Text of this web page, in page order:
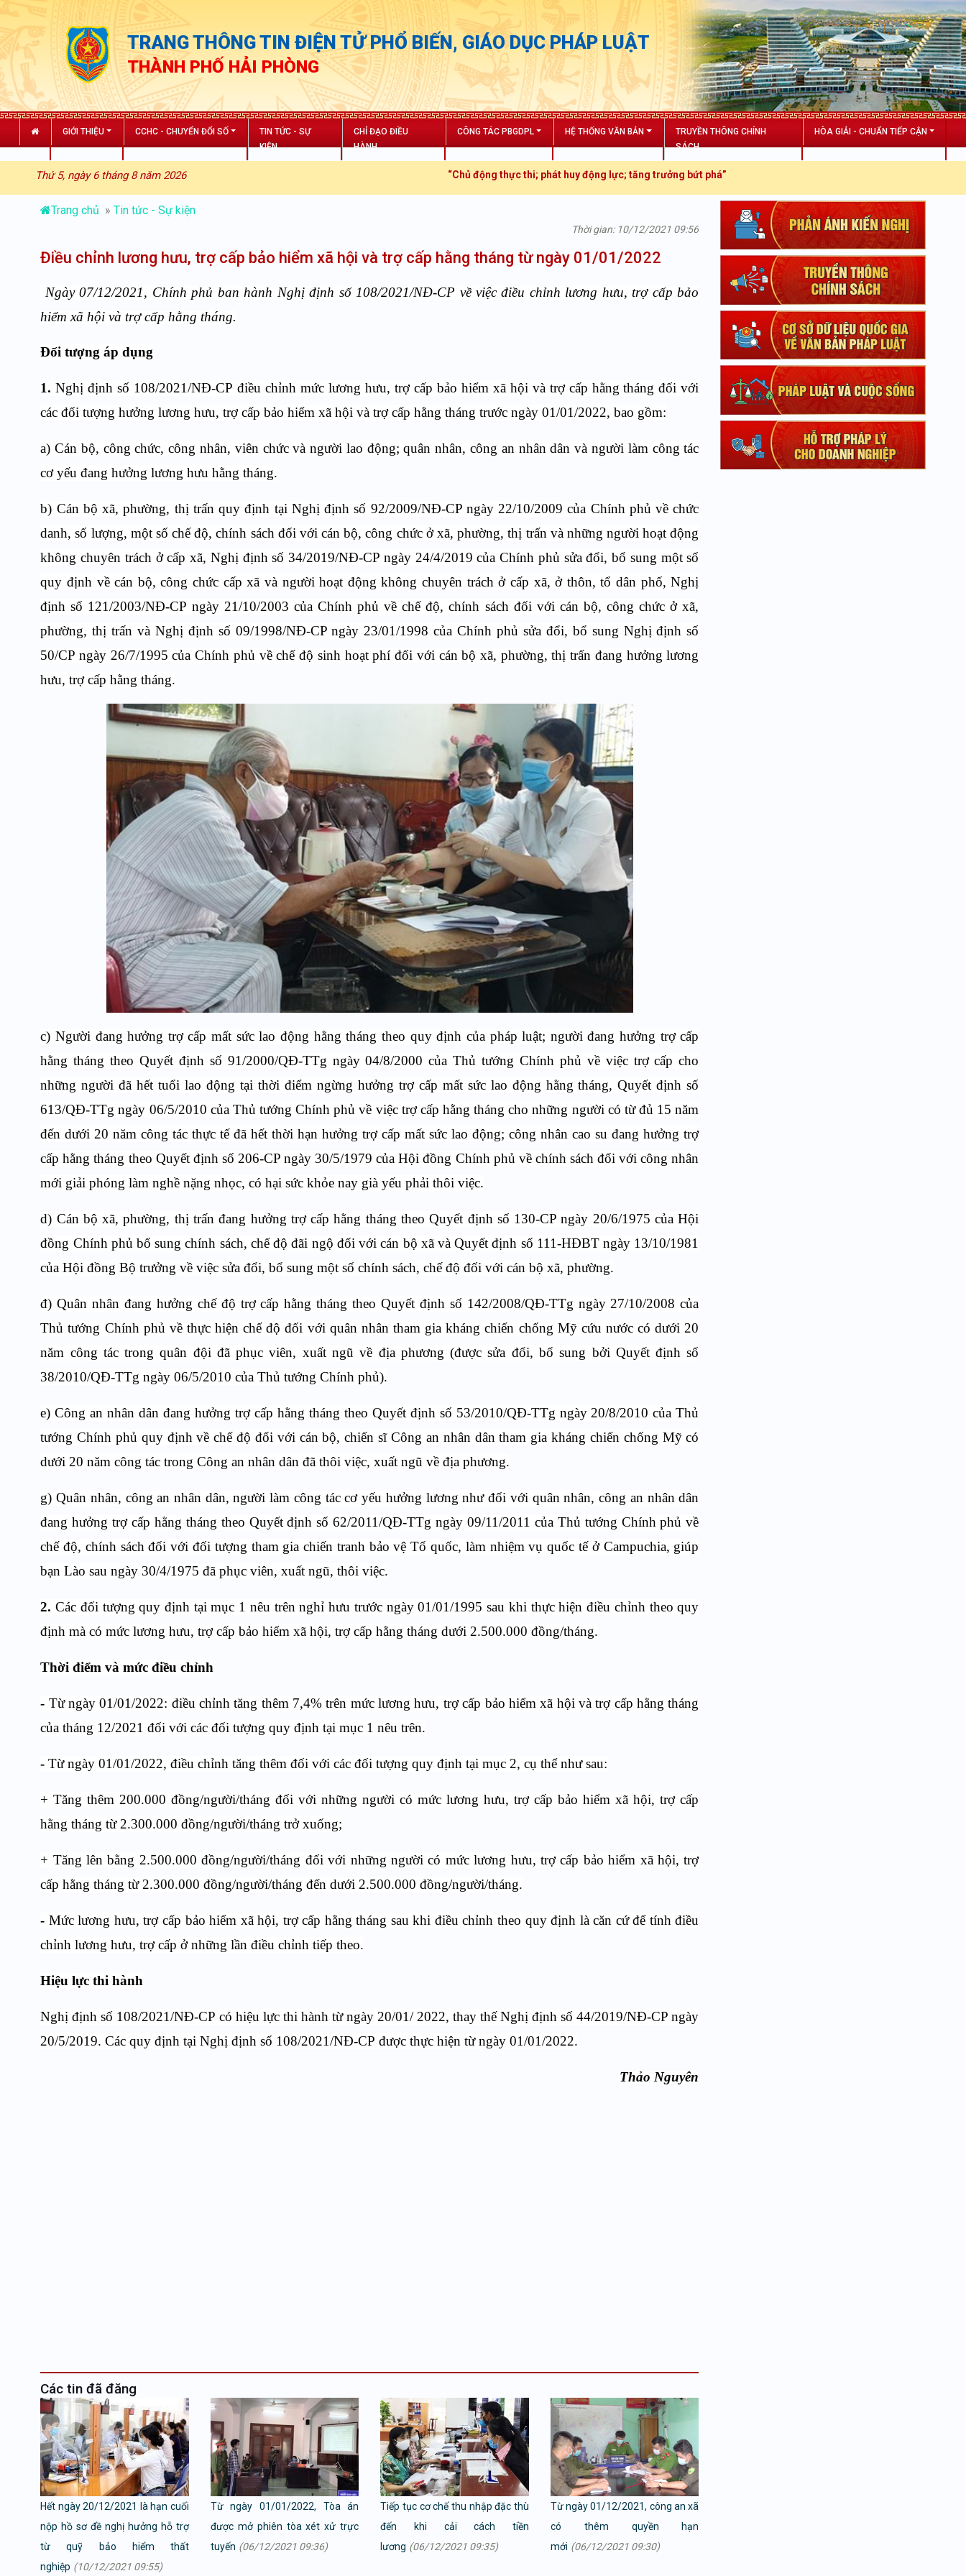
TRANG THÔNG TIN ĐIỆN TỬ PHỔ BIẾN, GIÁO DỤC PHÁP LUẬT
THÀNH PHỐ HẢI PHÒNG
GIỚI THIỆU CCHC - CHUYỂN ĐỔI SỐ
TIN TỨC - SỰ
KIỆN
CHỈ ĐẠO ĐIỀU
HÀNH
CÔNG TÁC PBGDPL HỆ THỐNG VĂN BẢN
TRUYỀN THÔNG CHÍNH
SÁCH
HÒA GIẢI - CHUẨN TIẾP CẬN
Thứ 5, ngày 6 tháng 8 năm 2026 “Chủ động thực thi; phát huy động lực; tăng trưởng bứt phá”
Trang chủ »Tin tức - Sự kiện
Thời gian: 10/12/2021 09:56
Điều chỉnh lương hưu, trợ cấp bảo hiểm xã hội và trợ cấp hằng tháng từ ngày 01/01/2022
Ngày 07/12/2021, Chính phủ ban hành Nghị định số 108/2021/NĐ-CP về việc điều chỉnh lương hưu, trợ cấp bảo
hiểm xã hội và trợ cấp hằng tháng.
Đối tượng áp dụng
1. Nghị định số 108/2021/NĐ-CP điều chỉnh mức lương hưu, trợ cấp bảo hiểm xã hội và trợ cấp hằng tháng đối với
các đối tượng hưởng lương hưu, trợ cấp bảo hiểm xã hội và trợ cấp hằng tháng trước ngày 01/01/2022, bao gồm:
a) Cán bộ, công chức, công nhân, viên chức và người lao động; quân nhân, công an nhân dân và người làm công tác
cơ yếu đang hưởng lương hưu hằng tháng.
b) Cán bộ xã, phường, thị trấn quy định tại Nghị định số 92/2009/NĐ-CP ngày 22/10/2009 của Chính phủ về chức
danh, số lượng, một số chế độ, chính sách đối với cán bộ, công chức ở xã, phường, thị trấn và những người hoạt động
không chuyên trách ở cấp xã, Nghị định số 34/2019/NĐ-CP ngày 24/4/2019 của Chính phủ sửa đổi, bổ sung một số
quy định về cán bộ, công chức cấp xã và người hoạt động không chuyên trách ở cấp xã, ở thôn, tổ dân phố, Nghị
định số 121/2003/NĐ-CP ngày 21/10/2003 của Chính phủ về chế độ, chính sách đối với cán bộ, công chức ở xã,
phường, thị trấn và Nghị định số 09/1998/NĐ-CP ngày 23/01/1998 của Chính phủ sửa đổi, bổ sung Nghị định số
50/CP ngày 26/7/1995 của Chính phủ về chế độ sinh hoạt phí đối với cán bộ xã, phường, thị trấn đang hưởng lương
hưu, trợ cấp hằng tháng.
c) Người đang hưởng trợ cấp mất sức lao động hằng tháng theo quy định của pháp luật; người đang hưởng trợ cấp
hằng tháng theo Quyết định số 91/2000/QĐ-TTg ngày 04/8/2000 của Thủ tướng Chính phủ về việc trợ cấp cho
những người đã hết tuổi lao động tại thời điểm ngừng hưởng trợ cấp mất sức lao động hằng tháng, Quyết định số
613/QĐ-TTg ngày 06/5/2010 của Thủ tướng Chính phủ về việc trợ cấp hằng tháng cho những người có từ đủ 15 năm
đến dưới 20 năm công tác thực tế đã hết thời hạn hưởng trợ cấp mất sức lao động; công nhân cao su đang hưởng trợ
cấp hằng tháng theo Quyết định số 206-CP ngày 30/5/1979 của Hội đồng Chính phủ về chính sách đối với công nhân
mới giải phóng làm nghề nặng nhọc, có hại sức khỏe nay già yếu phải thôi việc.
d) Cán bộ xã, phường, thị trấn đang hưởng trợ cấp hằng tháng theo Quyết định số 130-CP ngày 20/6/1975 của Hội
đồng Chính phủ bổ sung chính sách, chế độ đãi ngộ đối với cán bộ xã và Quyết định số 111-HĐBT ngày 13/10/1981
của Hội đồng Bộ trưởng về việc sửa đổi, bổ sung một số chính sách, chế độ đối với cán bộ xã, phường.
đ) Quân nhân đang hưởng chế độ trợ cấp hằng tháng theo Quyết định số 142/2008/QĐ-TTg ngày 27/10/2008 của
Thủ tướng Chính phủ về thực hiện chế độ đối với quân nhân tham gia kháng chiến chống Mỹ cứu nước có dưới 20
năm công tác trong quân đội đã phục viên, xuất ngũ về địa phương (được sửa đổi, bổ sung bởi Quyết định số
38/2010/QĐ-TTg ngày 06/5/2010 của Thủ tướng Chính phủ).
e) Công an nhân dân đang hưởng trợ cấp hằng tháng theo Quyết định số 53/2010/QĐ-TTg ngày 20/8/2010 của Thủ
tướng Chính phủ quy định về chế độ đối với cán bộ, chiến sĩ Công an nhân dân tham gia kháng chiến chống Mỹ có
dưới 20 năm công tác trong Công an nhân dân đã thôi việc, xuất ngũ về địa phương.
g) Quân nhân, công an nhân dân, người làm công tác cơ yếu hưởng lương như đối với quân nhân, công an nhân dân
đang hưởng trợ cấp hằng tháng theo Quyết định số 62/2011/QĐ-TTg ngày 09/11/2011 của Thủ tướng Chính phủ về
chế độ, chính sách đối với đối tượng tham gia chiến tranh bảo vệ Tổ quốc, làm nhiệm vụ quốc tế ở Campuchia, giúp
bạn Lào sau ngày 30/4/1975 đã phục viên, xuất ngũ, thôi việc.
2. Các đối tượng quy định tại mục 1 nêu trên nghỉ hưu trước ngày 01/01/1995 sau khi thực hiện điều chỉnh theo quy
định mà có mức lương hưu, trợ cấp bảo hiểm xã hội, trợ cấp hằng tháng dưới 2.500.000 đồng/tháng.
Thời điểm và mức điều chỉnh
- Từ ngày 01/01/2022: điều chỉnh tăng thêm 7,4% trên mức lương hưu, trợ cấp bảo hiểm xã hội và trợ cấp hằng tháng
của tháng 12/2021 đối với các đối tượng quy định tại mục 1 nêu trên.
- Từ ngày 01/01/2022, điều chỉnh tăng thêm đối với các đối tượng quy định tại mục 2, cụ thể như sau:
+ Tăng thêm 200.000 đồng/người/tháng đối với những người có mức lương hưu, trợ cấp bảo hiểm xã hội, trợ cấp
hằng tháng từ 2.300.000 đồng/người/tháng trở xuống;
+ Tăng lên bằng 2.500.000 đồng/người/tháng đối với những người có mức lương hưu, trợ cấp bảo hiểm xã hội, trợ
cấp hằng tháng từ 2.300.000 đồng/người/tháng đến dưới 2.500.000 đồng/người/tháng.
- Mức lương hưu, trợ cấp bảo hiểm xã hội, trợ cấp hằng tháng sau khi điều chỉnh theo quy định là căn cứ để tính điều
chỉnh lương hưu, trợ cấp ở những lần điều chỉnh tiếp theo.
Hiệu lực thi hành
Nghị định số 108/2021/NĐ-CP có hiệu lực thi hành từ ngày 20/01/ 2022, thay thế Nghị định số 44/2019/NĐ-CP ngày
20/5/2019. Các quy định tại Nghị định số 108/2021/NĐ-CP được thực hiện từ ngày 01/01/2022.
Thảo Nguyên
Các tin đã đăng
Hết ngày 20/12/2021 là hạn cuối
nộp hồ sơ đề nghị hưởng hỗ trợ
từ quỹ bảo hiểm thất
nghiệp (10/12/2021 09:55)
Từ ngày 01/01/2022, Tòa án
được mở phiên tòa xét xử trực
tuyến (06/12/2021 09:36)
Tiếp tục cơ chế thu nhập đặc thù
đến khi cải cách tiền
lương (06/12/2021 09:35)
Từ ngày 01/12/2021, công an xã
có thêm quyền hạn
mới (06/12/2021 09:30)